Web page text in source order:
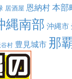
居酒屋 恩納村本部
縄南部 沖縄市
村 豊見城市 那